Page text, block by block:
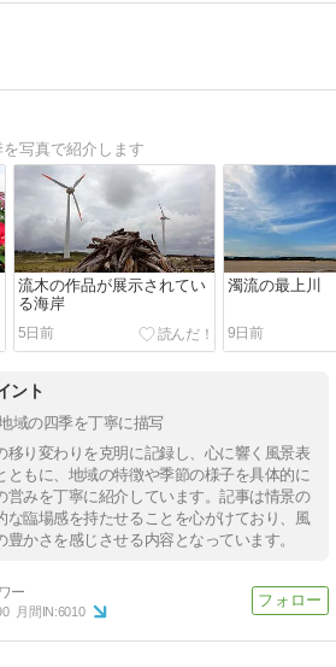
写真で紹介します
流木の作品が展示されてい
る海岸
5日前
濁流の最上川
9日前
ント
域の四季を丁寧に描写
移り変わりを克明に記録し、心に響く風景表
ともに、地域の特徴や季節の様子を具体的に
営みを丁寧に紹介しています。記事は情景の
な臨場感を持たせることを心がけており、風
かさを感じさせる内容となっています。
月間IN:6010